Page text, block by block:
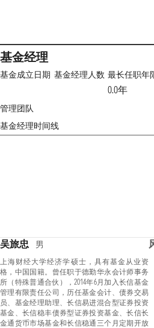
基金经理
基金成立日期 基金经理人数 最长任职年
0.0年
管理团队
基金经理时间线
吴旅忠 男
上海财经大学经济学硕士，具有基金从业资
格，中国国籍。曾任职于德勤华永会计师事务
所（特殊普通合伙），2014年6月加入长信基金
管理有限责任公司，历任基金会计、债券交易
员、基金经理助理、长信易进混合型证券投资
基金、长信稳丰债券型证券投资基金、长信长
金通货币市场基金和长信稳通三个月定期开放